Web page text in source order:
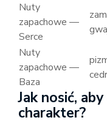
Nuty
zapachowe —
Serce
Nuty
zapachowe —
Baza
Jak nosić,
charakter?